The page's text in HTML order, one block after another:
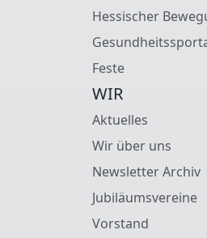
Hessischer
Feste
WIR
Aktuelles
Wir über uns
Newsletter Archiv
Jubiläumsvereine
Vorstand